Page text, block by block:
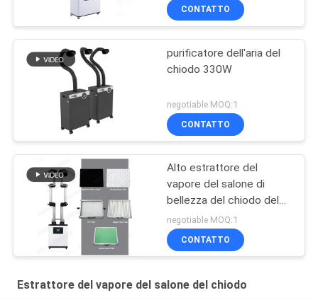
CONTATTO
purificatore dell'aria del
chiodo 330W
negotiable MOQ:1
CONTATTO
Alto estrattore del
vapore del salone di
bellezza del chiodo del
volume di aria
negotiable MOQ:1
CONTATTO
Estrattore del vapore del salone del chiodo